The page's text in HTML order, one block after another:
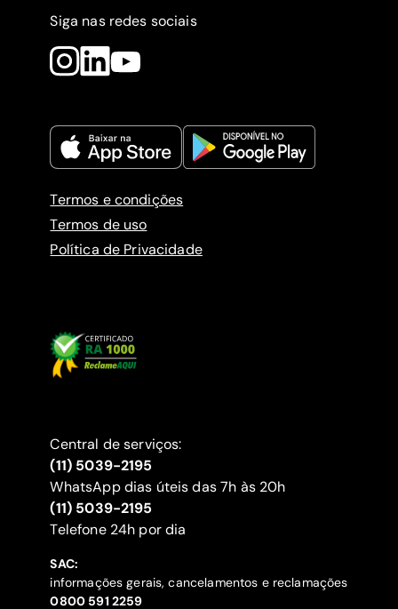
Siga nas redes sociais
Termos e condições
Termos de uso
Política de Privacidade
Central de serviços:
(11) 5039-2195
WhatsApp dias úteis das 7h às 20h
(11) 5039-2195
‍Telefone 24h por dia
SAC:
informações gerais, cancelamentos e reclamações
‍0800 591 2259